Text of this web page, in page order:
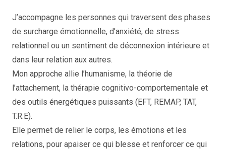
J’accompagne les personnes qui traversent des phases
de surcharge émotionnelle, d’anxiété, de stress
relationnel ou un sentiment de déconnexion intérieure et
dans leur relation aux autres.
Mon approche allie l’humanisme, la théorie de
l’attachement, la thérapie cognitivo-comportementale et
des outils énergétiques puissants (EFT, REMAP, TAT,
T.R.E).
Elle permet de relier le corps, les émotions et les
relations, pour apaiser ce qui blesse et renforcer ce qui